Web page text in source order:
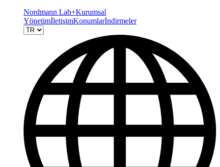
Nordmann Lab+Kurumsal
YönetimİletişimKonumlarİndirmeler